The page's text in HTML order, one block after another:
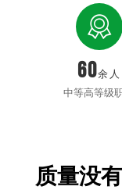

60余人
中等高等级
质量没